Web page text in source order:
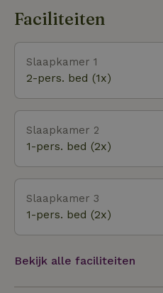
twee bedden van 200x90,
stahoogte (in de nok net
en steiger met zwemtrap.
beschikking. Twee
parkeren. Het huis is 70
woonkamer. Televisie via
Keuken met Amerikaanse
direct op vasteland.
Faciliteiten
Slaapkamer 1
2-pers. bed (1x)
Slaapkamer 2
1-pers. bed (2x)
Slaapkamer 3
1-pers. bed (2x)
Bekijk alle faciliteiten